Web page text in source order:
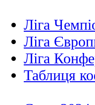
Ліга
Ліга
Ліга
Таблиця